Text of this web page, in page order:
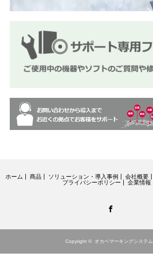
ホーム 商品 ソリューション・導入事例 会社概要
プライバシーポリシー
企業情報
Copyright © オカベマーキングシステム